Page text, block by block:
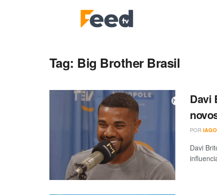
Tag: Big Brother Brasil
Davi
POR
Davi